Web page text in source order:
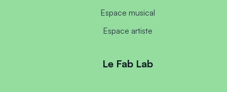
Espace musical
Espace artiste
Le Fab Lab